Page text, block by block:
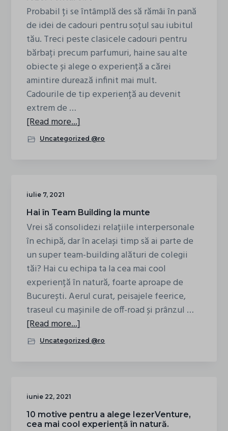
Probabil ți se întâmplă des să rămâi în pană
de idei de cadouri pentru soțul sau iubitul
tău. Treci peste clasicele cadouri pentru
bărbați precum parfumuri, haine sau alte
obiecte și alege o experiență a cărei
amintire durează infinit mai mult.
Cadourile de tip experiență au devenit
extrem de …
[Read more...]about
Cadouri
Uncategorized @ro
iulie 7, 2021
Hai în Team Building la munte
Vrei să consolidezi relațiile interpersonale
în echipă, dar în același timp să ai parte de
un super team-building alături de colegii
tăi? Hai cu echipa ta la cea mai cool
experiență în natură, foarte aproape de
București. Aerul curat, peisajele feerice,
traseul cu mașinile de off-road și prânzul …
[Read more...]about
Hai
Uncategorized @ro
iunie 22, 2021
10 motive pentru a alege IezerVenture,
cea mai cool experiență în natură.
tt_test_id
ttclid
ttcsid
ttcsid_D8IOFCBC77UE550KAJE0